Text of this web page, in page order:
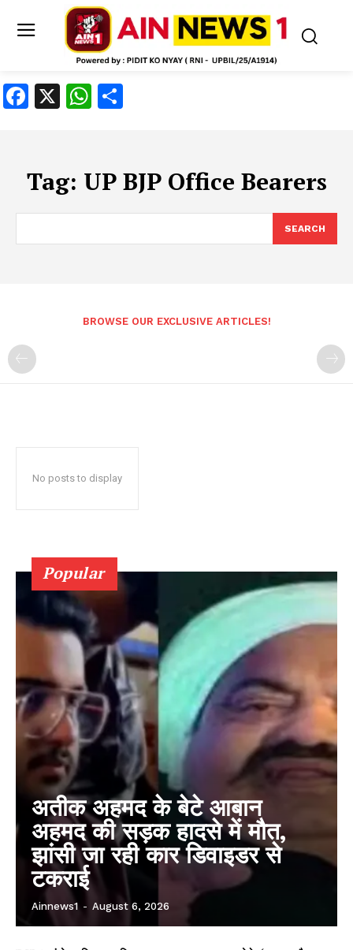
Facebook
X WhatsApp
Tag: UP BJP Office Bearers
SEARCH
BROWSE OUR EXCLUSIVE ARTICLES!
No posts to display
Popular
अतीक अहमद के बेटे आबान
अहमद की सड़क हादसे में मौत,
झांसी जा रही कार डिवाइडर से
टकराई
Ainnews1 - August 6, 2026